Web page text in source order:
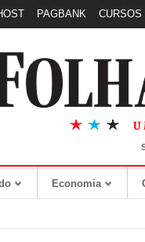
PAGBANK CURSOS
Economia